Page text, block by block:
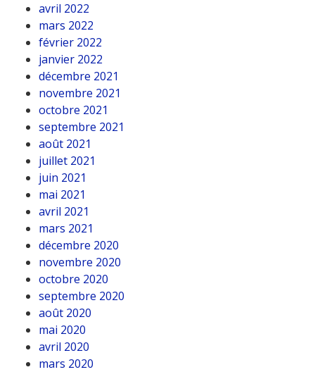
avril 2022
mars 2022
février 2022
janvier 2022
décembre 2021
novembre 2021
octobre 2021
septembre 2021
août 2021
juillet 2021
juin 2021
mai 2021
avril 2021
mars 2021
décembre 2020
novembre 2020
octobre 2020
septembre 2020
août 2020
mai 2020
avril 2020
mars 2020